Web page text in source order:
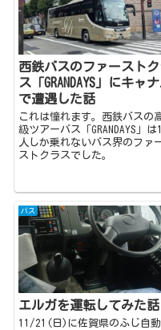
西鉄バスのファーストク
ス「GRANDAYS」にキャ
で遭遇した話
これは憧れます。西鉄バスの
級ツアーバス「GRANDAYS」は
人しか乗れないバス界のファ
ストクラスでした。
バス
エルガを運転してみた話
11/21(日)に佐賀県のふじ自